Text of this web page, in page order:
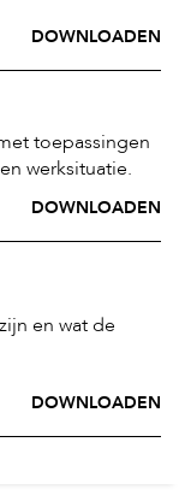
DOWNLOADEN
toepassingen
werksituatie.
DOWNLOADEN
en wat de
DOWNLOADEN